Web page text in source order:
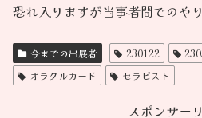
恐れ入りますが当事者間でのや
今までの出展者 230122
オラクルカード
セラピスト
スポンサー